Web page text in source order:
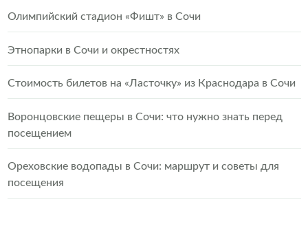
Олимпийский стадион «Фишт» в Сочи
Этнопарки в Сочи и окрестностях
Стоимость билетов на «Ласточку» из Краснодара в Сочи
Воронцовские пещеры в Сочи: что нужно знать перед
посещением
Ореховские водопады в Сочи: маршрут и советы для
посещения